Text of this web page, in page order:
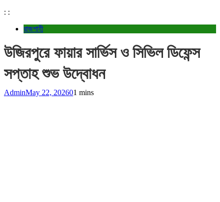
: :
রাজশাহী
উজিরপুরে ফায়ার সার্ভিস ও সিভিল ডিফেন্স
সপ্তাহ শুভ উদ্বোধন
AdminMay 22, 202601 mins